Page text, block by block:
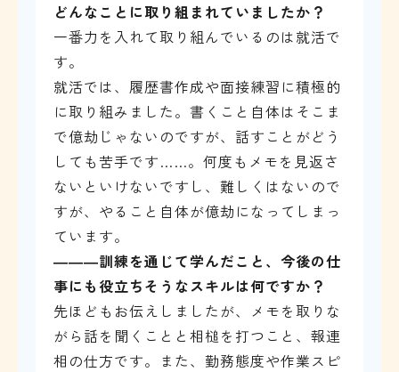
どんなことに取り組まれていましたか？
一番力を入れて取り組んでいるのは就活で
す。
就活では、履歴書作成や面接練習に積極的
に取り組みました。書くこと自体はそこま
で億劫じゃないのですが、話すことがどう
しても苦手です……。何度もメモを見返さ
ないといけないですし、難しくはないので
すが、やること自体が億劫になってしまっ
ています。
―――訓練を通じて学んだこと、今後の仕
事にも役立ちそうなスキルは何ですか？
先ほどもお伝えしましたが、メモを取りな
がら話を聞くことと相槌を打つこと、報連
相の仕方です。また、勤務態度や作業スピ